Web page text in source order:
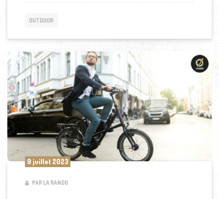
OUTDOOR
9 juillet 2023
PAR LA RANDO